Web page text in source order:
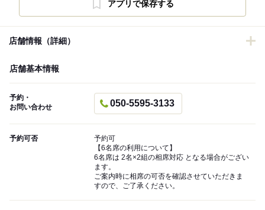
アプリで保存する
店舗情報（詳細）
店舗基本情報
予約・
お問い合わせ
050-5595-3133
予約可否
予約可
【6名席の利用について】
6名席は 2名×2組の相席対応 となる場合がござい
ます。
ご案内時に相席の可否を確認させていただきま
すので、ご了承ください。